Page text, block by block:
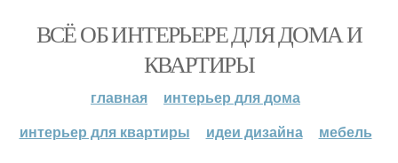
ВСЁ ОБ ИНТЕРЬЕРЕ ДЛЯ ДОМА И
КВАРТИРЫ
главная
интерьер для дома
интерьер для квартиры
идеи дизайна мебель